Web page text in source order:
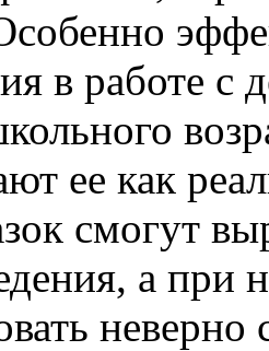
в работе
ее как
смогут
а при